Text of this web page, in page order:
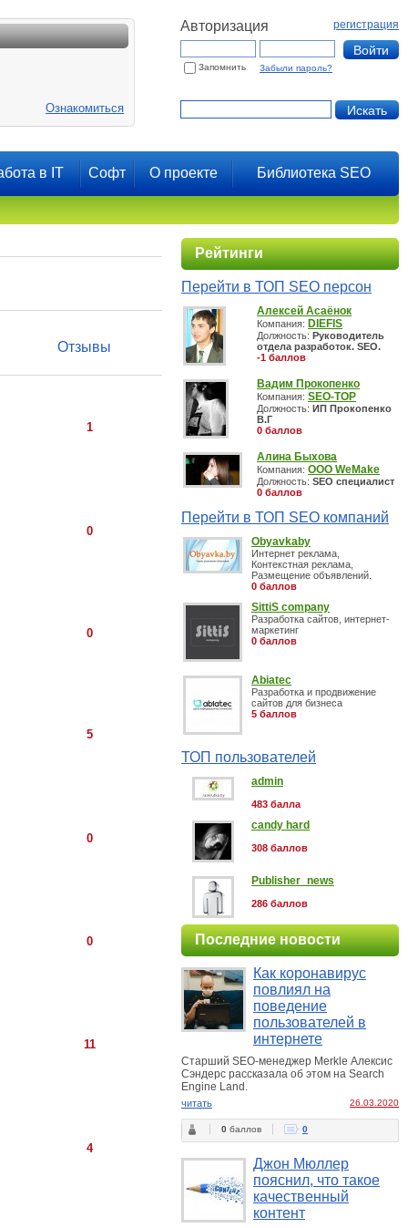
Ознакомиться
Авторизация регистрация
Запомнить Забыли пароль?
в IT Софт О проекте Библиотека SEO
Отзывы
1
0
0
5
0
0
11
4
Рейтинги
Перейти в ТОП SEO персон
Алексей Асаёнок
Компания: DIEFIS
Должность: Руководитель
отдела разработок. SEO.
-1 баллов
Вадим Прокопенко
Компания: SEO-TOP
Должность: ИП Прокопенко
В.Г
0 баллов
Алина Быхова
Компания: ООО WeMake
Должность: SEO специалист
0 баллов
Перейти в ТОП SEO компаний
Obyavkaby
Интернет реклама,
Контекстная реклама,
Размещение объявлений.
0 баллов
SittiS company
Разработка сайтов, интернет-
маркетинг
0 баллов
Abiatec
Разработка и продвижение
сайтов для бизнеса
5 баллов
ТОП пользователей
admin
483 балла
candy hard
308 баллов
Publisher_news
286 баллов
Последние новости
Как коронавирус
повлиял на
поведение
пользователей в
интернете
Старший SEO-менеджер Merkle Алексис
Сэндерс рассказала об этом на Search
Engine Land.
читать 26.03.2020
0 баллов 0
Джон Мюллер
пояснил, что такое
качественный
контент